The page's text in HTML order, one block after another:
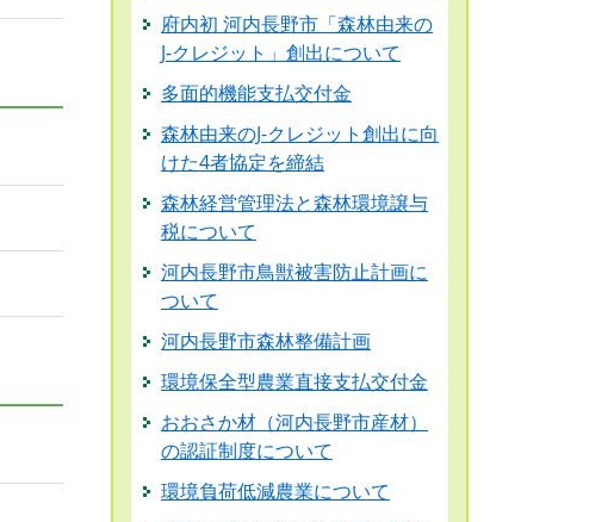
府内初 河内長野市「森林由来の
J-クレジット」創出について
多面的機能支払交付金
森林由来のJ-クレジット創出に向
けた4者協定を締結
森林経営管理法と森林環境譲与
税について
河内長野市鳥獣被害防止計画に
ついて
河内長野市森林整備計画
環境保全型農業直接支払交付金
おおさか材（河内長野市産材）
の認証制度について
環境負荷低減農業について